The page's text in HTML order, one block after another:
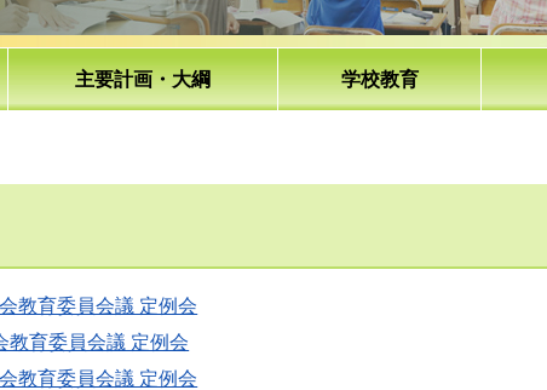
主要計画・大綱 学校教育
教育委員会議 定例会
教育委員会議 定例会
教育委員会議 定例会